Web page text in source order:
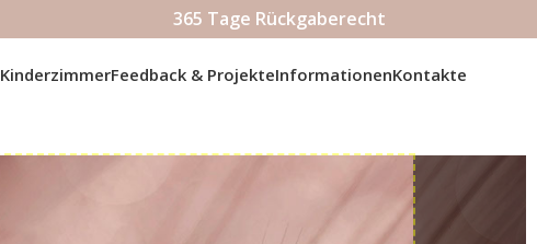
365 Tage Rückgaberecht
KinderzimmerFeedback & ProjekteInformationenKontakte